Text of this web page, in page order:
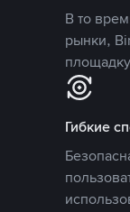
В то
рынки,
Гибкие